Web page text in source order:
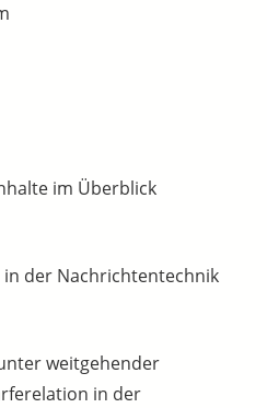
im Überblick
der Nachrichtentechnik
weitgehender
in der